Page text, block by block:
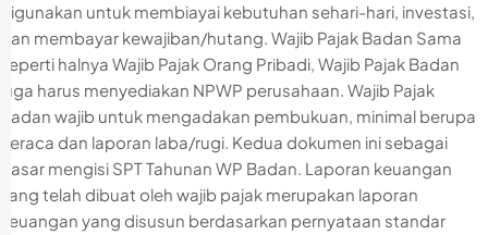
digunakan untuk membiayai kebutuhan sehari-hari, investasi,
dan membayar kewajiban/hutang. Wajib Pajak Badan Sama
seperti halnya Wajib Pajak Orang Pribadi, Wajib Pajak Badan
juga harus menyediakan NPWP perusahaan. Wajib Pajak
Badan wajib untuk mengadakan pembukuan, minimal berupa
neraca dan laporan laba/rugi. Kedua dokumen ini sebagai
dasar mengisi SPT Tahunan WP Badan. Laporan keuangan
yang telah dibuat oleh wajib pajak merupakan laporan
keuangan yang disusun berdasarkan pernyataan standar